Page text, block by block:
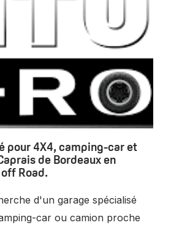
pour 4X4, camping-car et
de Bordeaux en
Road.
d'un garage spécialisé
car ou camion proche